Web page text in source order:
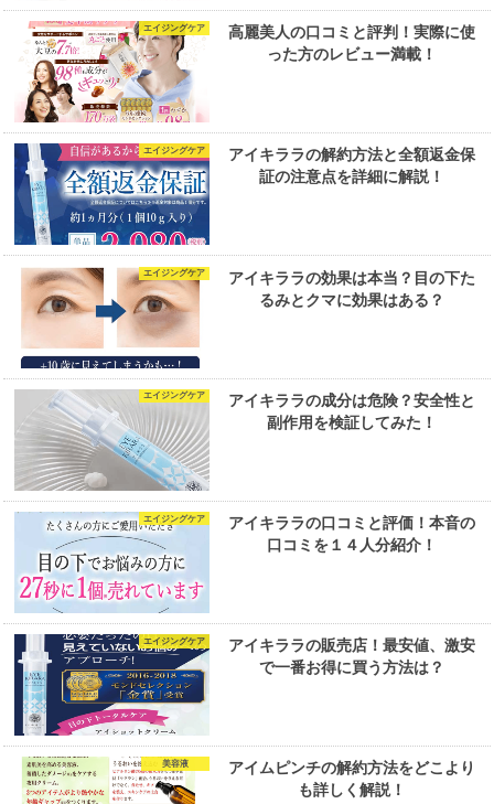
エイジングケア
高麗美人の口コミと評判！実際に使
った方のレビュー満載！
エイジングケア
アイキララの解約方法と全額返金保
証の注意点を詳細に解説！
エイジングケア
アイキララの効果は本当？目の下た
るみとクマに効果はある？
エイジングケア
アイキララの成分は危険？安全性と
副作用を検証してみた！
エイジングケア
アイキララの口コミと評価！本音の
口コミを１４人分紹介！
エイジングケア
アイキララの販売店！最安値、激安
で一番お得に買う方法は？
美容液
アイムピンチの解約方法をどこより
も詳しく解説！